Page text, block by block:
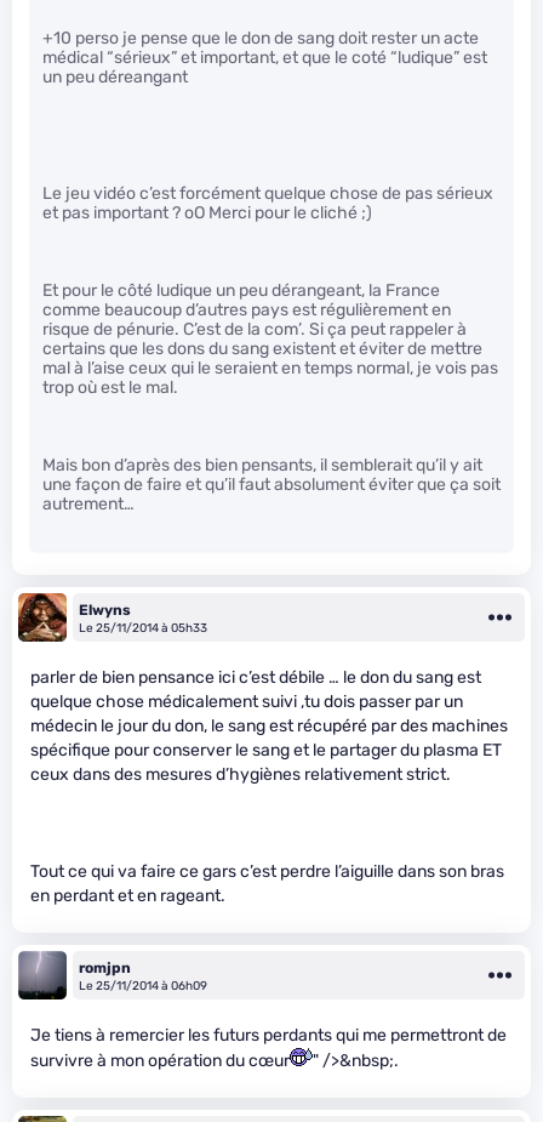
+10 perso je pense que le don de sang doit rester un acte
médical “sérieux” et important, et que le coté “ludique” est
un peu déreangant
Le jeu vidéo c’est forcément quelque chose de pas sérieux
et pas important ? oO Merci pour le cliché ;)
Et pour le côté ludique un peu dérangeant, la France
comme beaucoup d’autres pays est régulièrement en
risque de pénurie. C’est de la com’. Si ça peut rappeler à
certains que les dons du sang existent et éviter de mettre
mal à l’aise ceux qui le seraient en temps normal, je vois pas
trop où est le mal.
Mais bon d’après des bien pensants, il semblerait qu’il y ait
une façon de faire et qu’il faut absolument éviter que ça soit
autrement…
Elwyns
Le 25/11/2014 à 05h33
parler de bien pensance ici c’est débile … le don du sang est
quelque chose médicalement suivi ,tu dois passer par un
médecin le jour du don, le sang est récupéré par des machines
spécifique pour conserver le sang et le partager du plasma ET
ceux dans des mesures d’hygiènes relativement strict.
Tout ce qui va faire ce gars c’est perdre l’aiguille dans son bras
en perdant et en rageant.
romjpn
Le 25/11/2014 à 06h09
Je tiens à remercier les futurs perdants qui me permettront de
survivre à mon opération du cœur
" />&nbsp;.